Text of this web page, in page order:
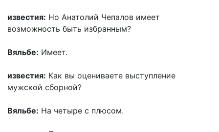
известия: Но Анатолий Чепалов имеет
возможность быть избранным?
Вяльбе: Имеет.
известия: Как вы оцениваете выступление
мужской сборной?
Вяльбе: На четыре с плюсом.